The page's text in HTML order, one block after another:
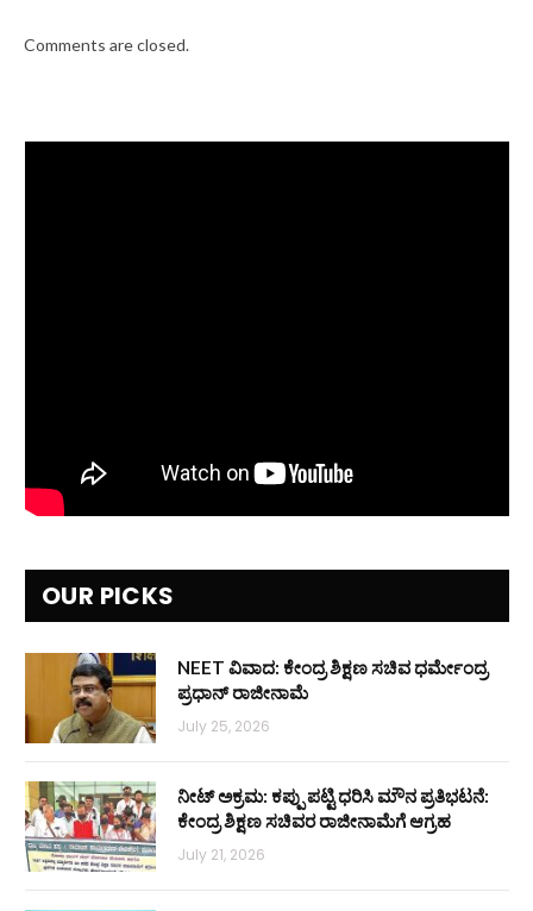
Comments are closed.
OUR PICKS
NEET ವಿವಾದ: ಕೇಂದ್ರ ಶಿಕ್ಷಣ ಸಚಿವ ಧರ್ಮೇಂದ್ರ
ಪ್ರಧಾನ್ ರಾಜೀನಾಮೆ
July 25, 2026
ನೀಟ್ ಅಕ್ರಮ: ಕಪ್ಪು ಪಟ್ಟಿ ಧರಿಸಿ ಮೌನ ಪ್ರತಿಭಟನೆ:
ಕೇಂದ್ರ ಶಿಕ್ಷಣ ಸಚಿವರ ರಾಜೀನಾಮೆಗೆ ಆಗ್ರಹ
July 21, 2026